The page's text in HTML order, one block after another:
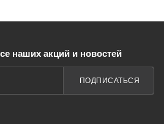
наших акций и новостей
ПОДПИСАТЬСЯ